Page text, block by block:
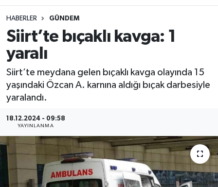
HABERLER GÜNDEM
Siirt’te bıçaklı kavga: 1
yaralı
Siirt’te meydana gelen bıçaklı kavga olayında 15
yaşındaki Özcan A. karnına aldığı bıçak darbesiyle
yaralandı.
18.12.2024 - 09:58
YAYINLANMA
SİYASET
EKONOMİ
SPOR
İLÇELER
SAĞLIK-YAŞAM
Siirt Namaz Vakitleri
Siirt Trafik Yoğunluk Haritası
Süper Lig Puan Durumu ve Fikstür
Tüm Manşetler
Haber Arşivi